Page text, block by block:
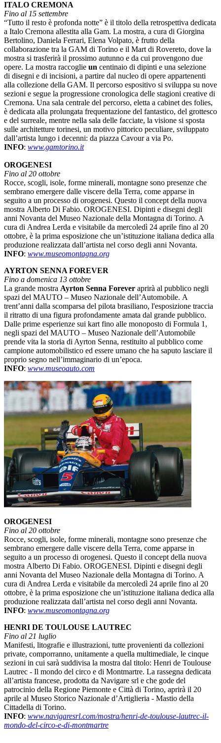
ITALO CREMONA
Fino al 15 settembre
“Tutto il resto è profonda notte” è il titolo della retrospettiva dedicata
a Italo Cremona allestita alla Gam. La mostra, a cura di Giorgina
Bertolino, Daniela Ferrari, Elena Volpato, è frutto della
collaborazione tra la GAM di Torino e il Mart di Rovereto, dove la
mostra si trasferirà il prossimo autunno e da cui provengono due
opere. La mostra raccoglie un centinaio di dipinti e una selezione
di disegni e di incisioni, a partire dal nucleo di opere appartenenti
alla collezione della GAM. Il percorso espositivo si sviluppa su nove
sezioni e segue la progressione cronologica delle stagioni creative di
Cremona. Una sala centrale del percorso, eletta a cabinet des folies,
è dedicata alla prolungata frequentazione del fantastico, del grottesco
e del surreale, mentre nella sala delle facciate, la visione si sposta
sulle architetture torinesi, un motivo pittorico peculiare, sviluppato
dall’artista lungo i decenni: da piazza Cavour a via Po.
INFO: www.gamtorino.it
OROGENESI
Fino al 20 ottobre
Rocce, scogli, isole, forme minerali, montagne sono presenze che
sembrano emergere dalle viscere della Terra, come apparse in
seguito a un processo di orogenesi. Questo il concept della nuova
mostra Alberto Di Fabio. OROGENESI. Dipinti e disegni degli
anni Novanta del Museo Nazionale della Montagna di Torino. A
cura di Andrea Lerda e visitabile da mercoledì 24 aprile fino al 20
ottobre, è la prima esposizione che un’istituzione italiana dedica alla
produzione realizzata dall’artista nel corso degli anni Novanta.
INFO: www.museomontagna.org
AYRTON SENNA FOREVER
Fino a domenica 13 ottobre
La grande mostra Ayrton Senna Forever aprirà al pubblico negli
spazi del MAUTO – Museo Nazionale dell’Automobile. A
trent’anni dalla scomparsa del pilota brasiliano, l'esposizione traccia
il ritratto di una figura profondamente amata dal grande pubblico.
Dalle prime esperienze sui kart fino alle monoposto di Formula 1,
negli spazi del MAUTO – Museo Nazionale dell’Automobile
prende vita la storia di Ayrton Senna, restituito al pubblico come
campione automobilistico ed essere umano che ha saputo lasciare il
proprio segno nell’immaginario di un’epoca.
INFO: www.museoauto.com
OROGENESI
Fino al 20 ottobre
Rocce, scogli, isole, forme minerali, montagne sono presenze che
sembrano emergere dalle viscere della Terra, come apparse in
seguito a un processo di orogenesi. Questo il concept della nuova
mostra Alberto Di Fabio. OROGENESI. Dipinti e disegni degli
anni Novanta del Museo Nazionale della Montagna di Torino. A
cura di Andrea Lerda e visitabile da mercoledì 24 aprile fino al 20
ottobre, è la prima esposizione che un’istituzione italiana dedica alla
produzione realizzata dall’artista nel corso degli anni Novanta.
INFO: www.museomontagna.org
HENRI DE TOULOUSE LAUTREC
Fino al 21 luglio
Manifesti, litografie e illustrazioni, tutte provenienti da collezioni
private, comporranno, unitamente a quella multimediale, le cinque
sezioni in cui sarà suddivisa la mostra dal titolo: Henri de Toulouse
Lautrec - Il mondo del circo e di Montmartre. La rassegna dedicata
all’artista francese, prodotta da Navigare srl e che gode del
patrocinio della Regione Piemonte e Città di Torino, aprirà il 20
aprile al Museo Storico Nazionale d’Artiglieria - Mastio della
Cittadella di Torino.
INFO: www.navigaresrl.com/mostra/henri-de-toulouse-lautrec-il-
mondo-del-circo-e-di-montmartre